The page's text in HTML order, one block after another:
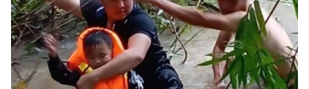
Tổng biên tập:Nguyễn Thị Hồng Nga
Phó Tổng biên tập:Nguyễn Sơn Tùng,
Nguyễn Đức Thắng, La Đức Hùng
Hotline:
Quảng cáo và Phát hành: